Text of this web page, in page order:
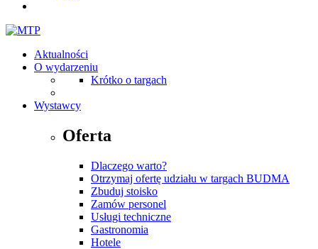
Aktualności
O wydarzeniu
Krótko o targach
Wystawcy
Oferta
Dlaczego warto?
Otrzymaj ofertę udziału w targach BUDMA
Zbuduj stoisko
Zamów personel
Usługi techniczne
Gastronomia
Hotele